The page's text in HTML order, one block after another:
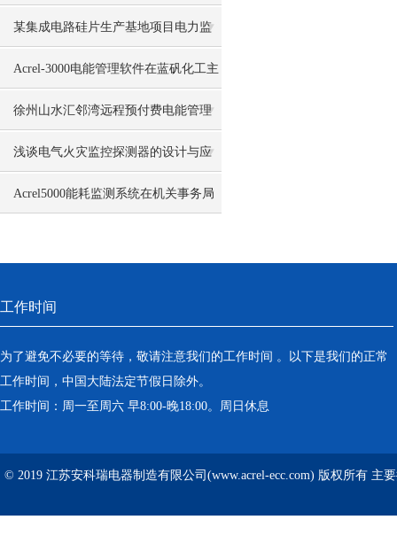
机电脑端看数据
某集成电路硅片生产基地项目电力监
控系统的设计与应用
Acrel-3000电能管理软件在蓝矾化工主
控配电室的应用
徐州山水汇邻湾远程预付费电能管理
系统的设计与应用
浅谈电气火灾监控探测器的设计与应
用
Acrel5000能耗监测系统在机关事务局
工作时间
为了避免不必要的等待，敬请注意我们的工作时间 。以下是我们的正常
工作时间，中国大陆法定节假日除外。
工作时间：周一至周六 早8:00-晚18:00。周日休息
© 2019 江苏安科瑞电器制造有限公司(www.acrel-ecc.com) 版权所有 主